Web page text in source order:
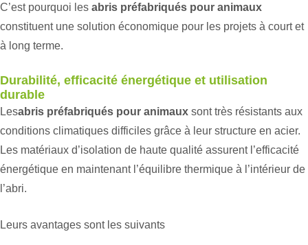
C’est pourquoi les abris préfabriqués pour animaux
constituent une solution économique pour les projets à court et
à long terme.
Durabilité, efficacité énergétique et utilisation
durable
Lesabris préfabriqués pour animaux sont très résistants aux
conditions climatiques difficiles grâce à leur structure en acier.
Les matériaux d’isolation de haute qualité assurent l’efficacité
énergétique en maintenant l’équilibre thermique à l’intérieur de
l’abri.
Leurs avantages sont les suivants